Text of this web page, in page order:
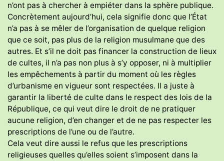
n’ont pas à chercher à empiéter dans la sphère publique.
Concrètement aujourd’hui, cela signifie donc que l’État
n’a pas à se mêler de l’organisation de quelque religion
que ce soit, pas plus de la religion musulmane que des
autres. Et s’il ne doit pas financer la construction de lieux
de cultes, il n’a pas non plus à s’y opposer, ni à multiplier
les empêchements à partir du moment où les règles
d’urbanisme en vigueur sont respectées. Il a juste à
garantir la liberté de culte dans le respect des lois de la
République, ce qui veut dire le droit de ne pratiquer
aucune religion, d’en changer et de ne pas respecter les
prescriptions de l’une ou de l’autre.
Cela veut dire aussi le refus que les prescriptions
religieuses quelles qu’elles soient s’imposent dans la